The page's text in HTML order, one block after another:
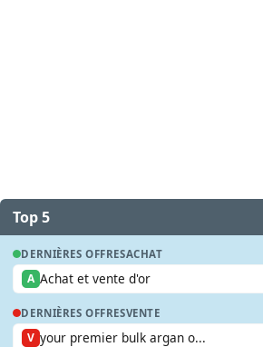
Top 5
DERNIÈRES OFFRESACHAT
A Achat et vente d'or
DERNIÈRES OFFRESVENTE
V your premier bulk argan o...